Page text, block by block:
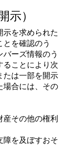
示）
示を求められた
を確認のう
ーズ情報のう
ることにより次
たは一部を開示
場合には、その
産その他の権利
障を及ぼすおそ